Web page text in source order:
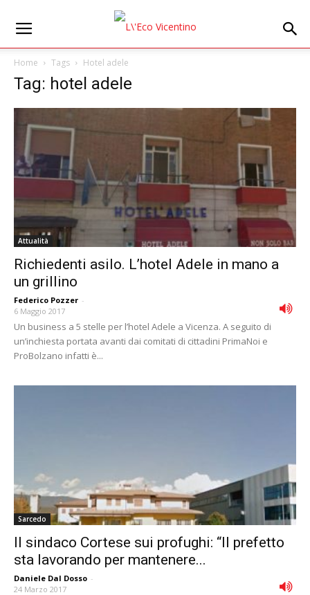
Home Tags Hotel adele
Tag: hotel adele
Attualità
Richiedenti asilo. L’hotel Adele in mano a
un grillino
Federico Pozzer -
6 Maggio 2017
Un business a 5 stelle per l’hotel Adele a Vicenza. A seguito di
un’inchiesta portata avanti dai comitati di cittadini PrimaNoi e
ProBolzano infatti è...
Sarcedo
Il sindaco Cortese sui profughi: “Il prefetto
sta lavorando per mantenere...
Daniele Dal Dosso -
24 Marzo 2017